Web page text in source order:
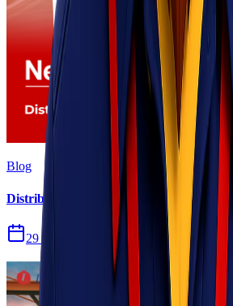
Blog
Distribusi Pengiriman Rokok Elektronik
29 Jul 2026